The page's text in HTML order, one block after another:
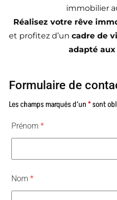
immobilier
Réalisez votre rêve
et profitez d’un cadre de
adapté
Formulaire de
Les champs marqués d’un *sont
Prénom *
Nom *